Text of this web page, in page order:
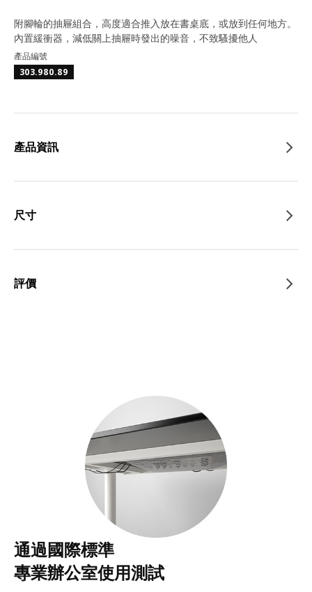
附腳輪的抽屜組合，高度適合推入放在書桌底，或放到任何地方。
內置緩衝器，減低關上抽屜時發出的噪音，不致騷擾他人
產品編號
303.980.89
產品資訊
尺寸
評價
通過國際標準
專業辦公室使用測試